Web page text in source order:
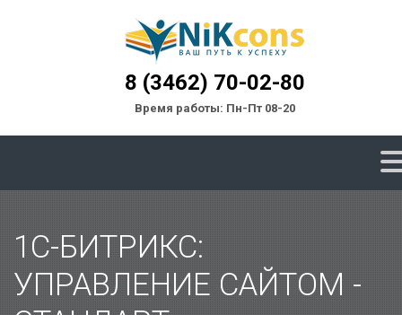
8 (3462) 70-02-80
Время работы: Пн-Пт 08-20
1С-БИТРИКС:
УПРАВЛЕНИЕ САЙТОМ -